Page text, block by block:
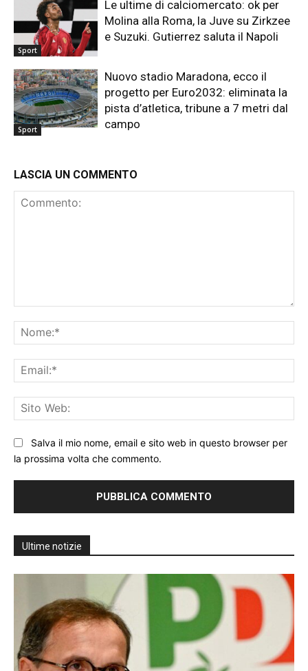
Sport
Le ultime di calciomercato: ok per
Molina alla Roma, la Juve su Zirkzee
e Suzuki. Gutierrez saluta il Napoli
Sport
Nuovo stadio Maradona, ecco il
progetto per Euro2032: eliminata la
pista d’atletica, tribune a 7 metri dal
campo
LASCIA UN COMMENTO
Salva il mio nome, email e sito web in questo browser per
la prossima volta che commento.
Ultime notizie